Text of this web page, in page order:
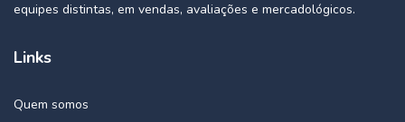
equipes distintas, em vendas, avaliações e mercadológicos.
Links
Quem somos